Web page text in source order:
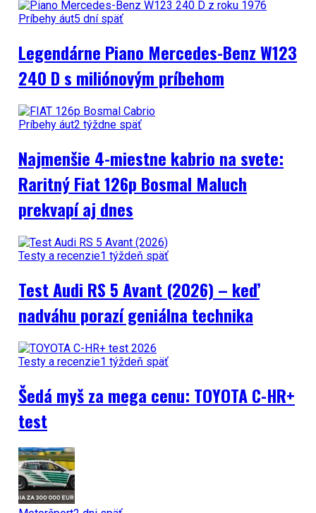
Príbehy áut5 dní späť
Legendárne Piano Mercedes-Benz W123
240 D s miliónovým príbehom
Príbehy áut2 týždne späť
Najmenšie 4-miestne kabrio na svete:
Raritný Fiat 126p Bosmal Maluch
prekvapí aj dnes
Testy a recenzie1 týždeň späť
Test Audi RS 5 Avant (2026) – keď
nadváhu porazí geniálna technika
Testy a recenzie1 týždeň späť
Šedá myš za mega cenu: TOYOTA C-HR+
test